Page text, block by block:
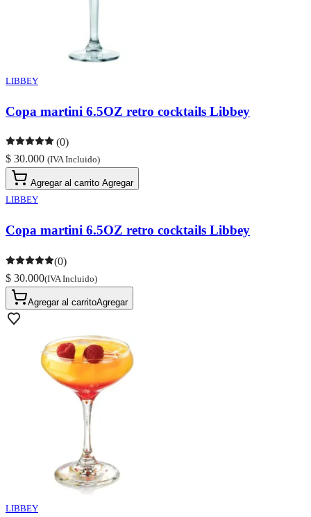
LIBBEY
Copa martini 6.5OZ retro cocktails Libbey
(0)
$ 30.000 (IVA Incluido)
Agregar al carrito Agregar
LIBBEY
Copa martini 6.5OZ retro cocktails Libbey
(0)
$ 30.000(IVA Incluido)
Agregar al carritoAgregar
LIBBEY